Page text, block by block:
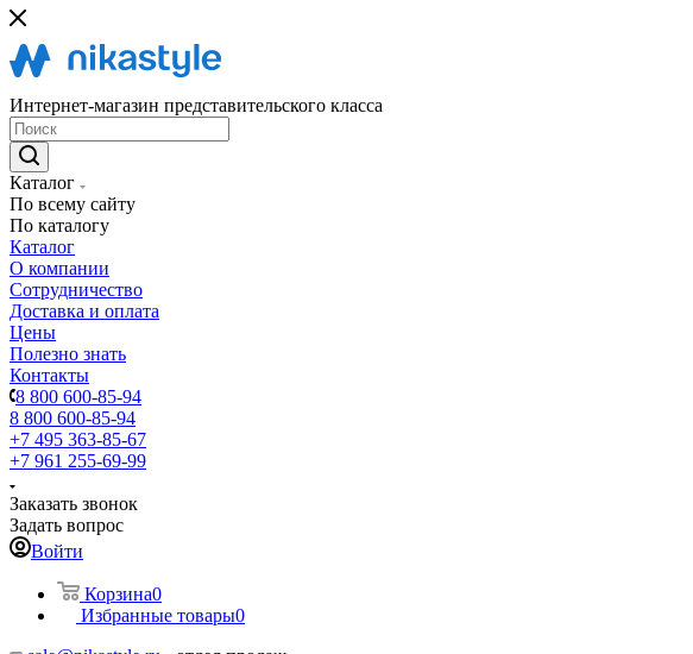
Интернет-магазин представительского класса
Каталог
По всему сайту
По каталогу
Каталог
О компании
Сотрудничество
Доставка и оплата
Цены
Полезно знать
Контакты
8 800 600-85-94
8 800 600-85-94
+7 495 363-85-67
+7 961 255-69-99
Заказать звонок
Задать вопрос
Войти
Корзина0
Избранные товары0